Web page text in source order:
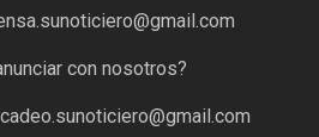
con nosotros?